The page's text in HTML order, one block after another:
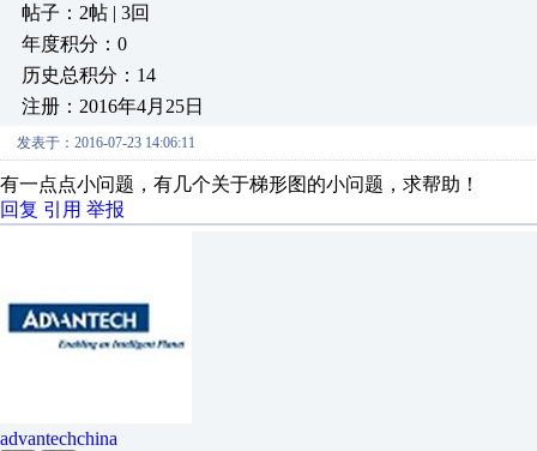
帖子：2帖 | 3回
年度积分：0
历史总积分：14
注册：2016年4月25日
发表于：2016-07-23 14:06:11
有一点点小问题，有几个关于梯形图的小问题，求帮助！
回复 引用 举报
advantechchina